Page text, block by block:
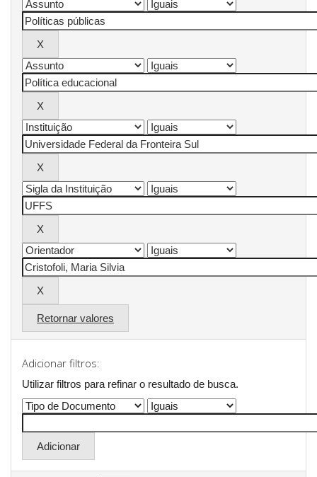
Retornar valores
Adicionar filtros:
Utilizar filtros para refinar o resultado de busca.